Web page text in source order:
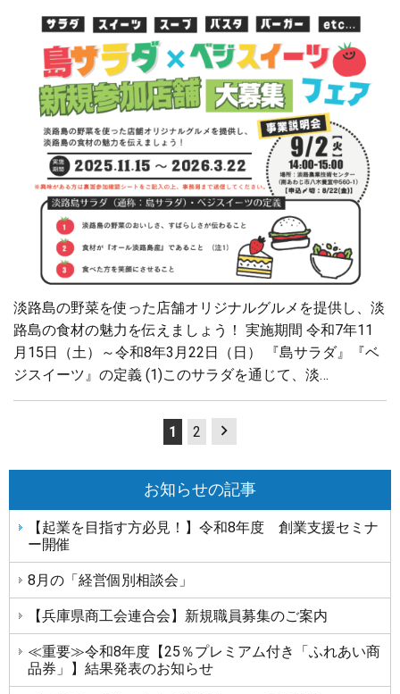
淡路島の野菜を使った店舗オリジナルグルメを提供し、淡
路島の⾷材の魅⼒を伝えましょう！ 実施期間 令和7年11
月15日（土）～令和8年3月22日（日） 『島サラダ』『ベ
ジスイーツ』の定義 (1)このサラダを通じて、淡…
の
ー
ジ
り
1 2
お知らせの記事
【起業を目指す方必見！】令和8年度 創業支援セミナ
ー開催
8月の「経営個別相談会」
【兵庫県商工会連合会】新規職員募集のご案内
≪重要≫令和8年度【25％プレミアム付き「ふれあい商
品券」】結果発表のお知らせ